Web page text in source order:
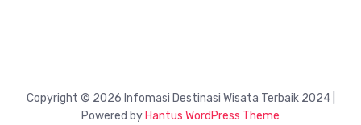
Copyright © 2026 Infomasi Destinasi Wisata Terbaik 2024 |
Powered by Hantus WordPress Theme